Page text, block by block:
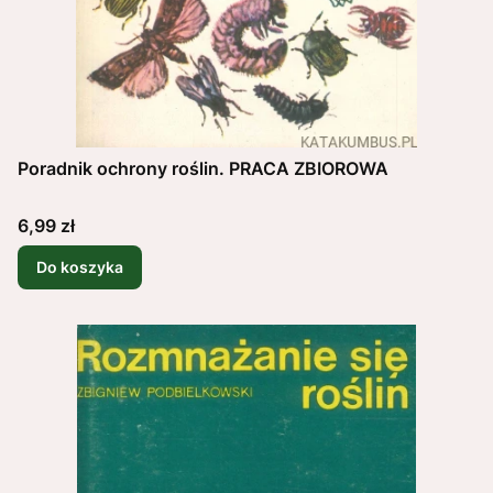
Poradnik ochrony roślin. PRACA ZBIOROWA
Cena
6,99 zł
Do koszyka